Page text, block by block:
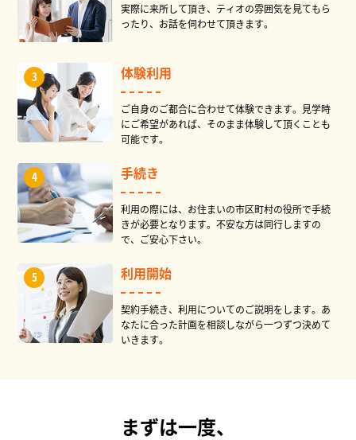
実際に来所して頂き、ティオの雰囲気を見てもら
ったり、お話を伺わせて頂きます。
体験利用
ご自身のご都合に合わせて体験できます。見学時
にご希望があれば、そのまま体験して頂くことも
可能です。
手続き
利用の際には、お住まいの市区町村の役所で手続
きが必要となります。不安な方は同行しますの
で、ご安心下さい。
利用開始
契約手続き、利用についてのご説明をします。あ
なたに合った計画を相談しながら一つずつ決めて
いきます。
まずは一度、